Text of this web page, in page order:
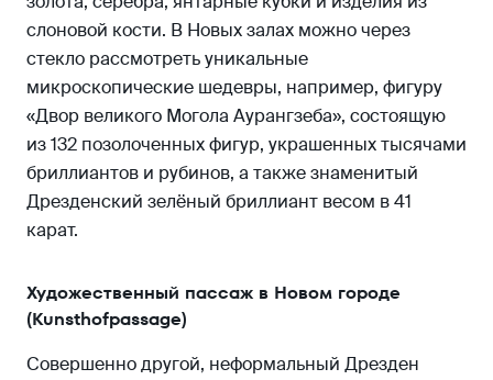
слоновой кости. В Новых залах можно через
стекло рассмотреть уникальные
микроскопические шедевры, например, фигуру
«Двор великого Могола Аурангзеба», состоящую
из 132 позолоченных фигур, украшенных тысячами
бриллиантов и рубинов, а также знаменитый
Дрезденский зелёный бриллиант весом в 41
карат.
Художественный пассаж в Новом городе
(Kunsthofpassage)
Совершенно другой, неформальный Дрезден